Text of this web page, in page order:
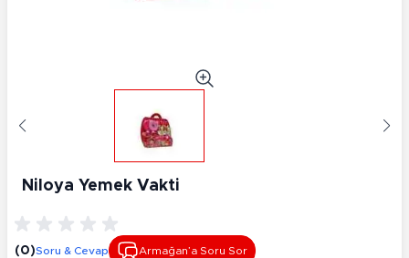
Niloya Yemek Vakti
(0)Soru & Cevap Armağan’a Soru Sor